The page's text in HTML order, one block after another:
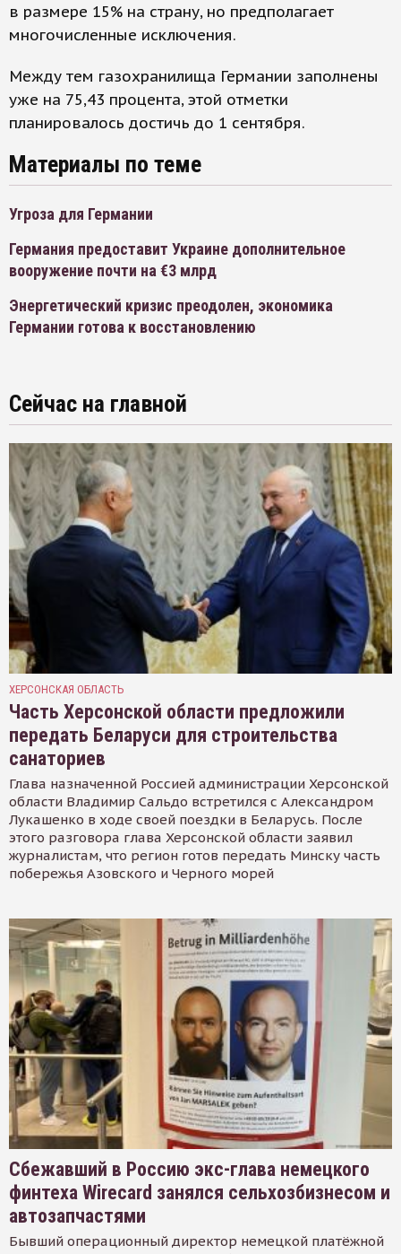
в размере 15% на страну, но предполагает
многочисленные исключения.
Между тем газохранилища Германии заполнены
уже на 75,43 процента, этой отметки
планировалось достичь до 1 сентября.
Материалы по теме
Угроза для Германии
Германия предоставит Украине дополнительное
вооружение почти на €3 млрд
Энергетический кризис преодолен, экономика
Германии готова к восстановлению
Сейчас на главной
ХЕРСОНСКАЯ ОБЛАСТЬ
Часть Херсонской области предложили
передать Беларуси для строительства
санаториев
Глава назначенной Россией администрации Херсонской
области Владимир Сальдо встретился с Александром
Лукашенко в ходе своей поездки в Беларусь. После
этого разговора глава Херсонской области заявил
журналистам, что регион готов передать Минску часть
побережья Азовского и Черного морей
Сбежавший в Россию экс-глава немецкого
финтеха Wirecard занялся сельхозбизнесом и
автозапчастями
Бывший операционный директор немецкой платёжной